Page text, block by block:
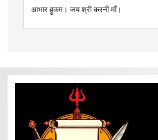
आभार हुकम। जय श्री करनी माँ।